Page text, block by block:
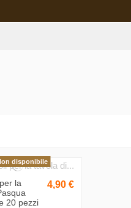
disponibile
la
20 pezzi
4,90 €